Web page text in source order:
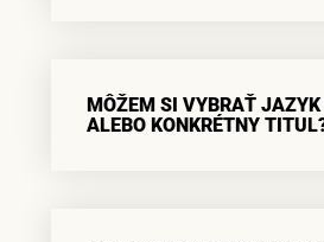
MÔŽEM SI VYBRAŤ JAZYK
ALEBO KONKRÉTNY